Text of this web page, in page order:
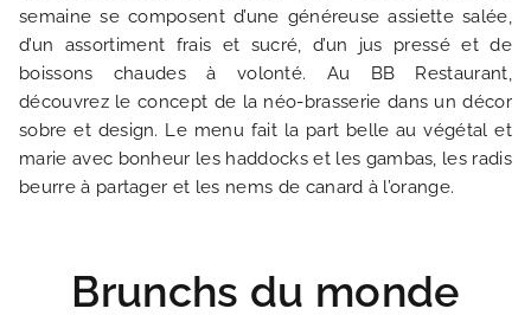
ACCUEIL
HOTEL ET SERVICES
NOS CHAMBRES
OFFRES EXCLUSIVES
semaine se composent d’une généreuse assiette salée,
d’un assortiment frais et sucré, d’un jus pressé et de
boissons chaudes à volonté. Au BB Restaurant,
découvrez le concept de la néo-brasserie dans un décor
sobre et design. Le menu fait la part belle au végétal et
marie avec bonheur les haddocks et les gambas, les radis
beurre à partager et les nems de canard à l’orange.
Brunchs du monde